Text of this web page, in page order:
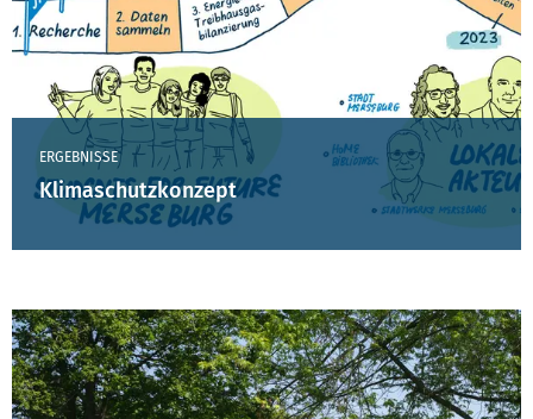
ERGEBNISSE
Klimaschutzkonzept